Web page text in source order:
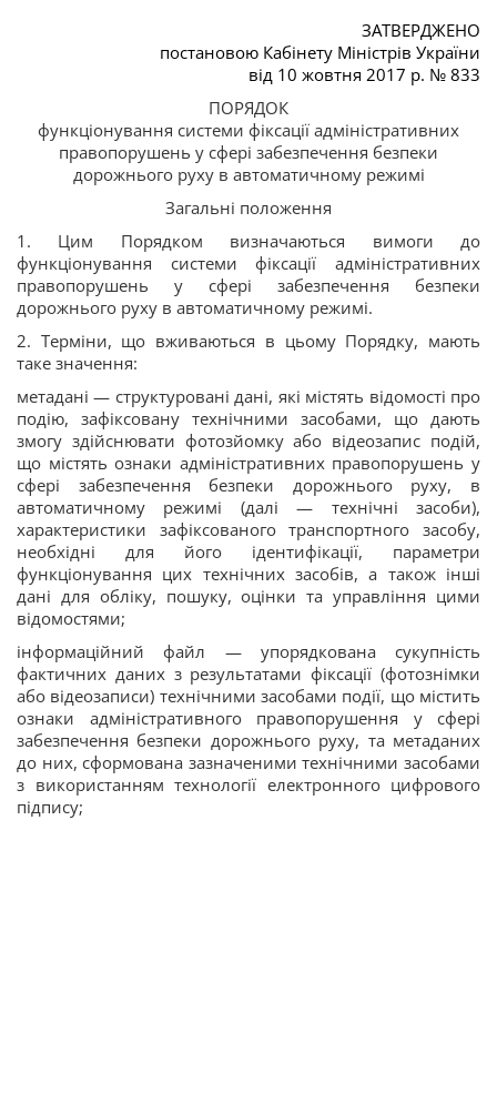
ЗАТВЕРДЖЕНО
постановою Кабінету Міністрів України
від 10 жовтня 2017 р. № 833
ПОРЯДОК
функціонування системи фіксації адміністративних
правопорушень у сфері забезпечення безпеки
дорожнього руху в автоматичному режимі
Загальні положення
1. Цим Порядком визначаються вимоги до
функціонування системи фіксації адміністративних
правопорушень у сфері забезпечення безпеки
дорожнього руху в автоматичному режимі.
2. Терміни, що вживаються в цьому Порядку, мають
таке значення:
метадані — структуровані дані, які містять відомості про
подію, зафіксовану технічними засобами, що дають
змогу здійснювати фотозйомку або відеозапис подій,
що містять ознаки адміністративних правопорушень у
сфері забезпечення безпеки дорожнього руху, в
автоматичному режимі (далі — технічні засоби),
характеристики зафіксованого транспортного засобу,
необхідні для його ідентифікації, параметри
функціонування цих технічних засобів, а також інші
дані для обліку, пошуку, оцінки та управління цими
відомостями;
інформаційний файл — упорядкована сукупність
фактичних даних з результатами фіксації (фотознімки
або відеозаписи) технічними засобами події, що містить
ознаки адміністративного правопорушення у сфері
забезпечення безпеки дорожнього руху, та метаданих
до них, сформована зазначеними технічними засобами
з використанням технології електронного цифрового
підпису;